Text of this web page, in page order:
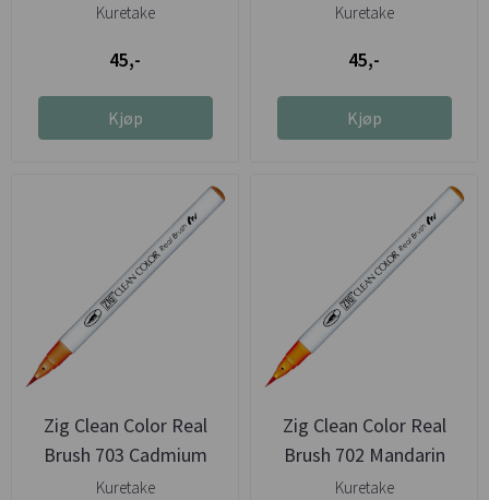
Kuretake
45,-
Kjøp
Kuretake
45,-
Kjøp
Zig Clean Color Real
Brush 703 Cadmium
Orange
Kuretake
Zig Clean Color Real
Brush 702 Mandarin
Orange
Kuretake